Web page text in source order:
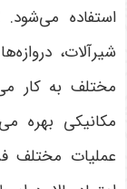
استفاده
شیرآلات،
مختلف به کار
مکانیکی بهره
عملیات مختلف